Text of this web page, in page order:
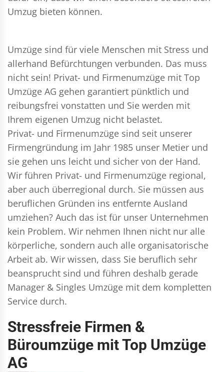
Umzug bieten können.
Umzüge sind für viele Menschen mit Stress und
allerhand Befürchtungen verbunden. Das muss
nicht sein! Privat- und Firmenumzüge mit Top
Umzüge AG gehen garantiert pünktlich und
reibungsfrei vonstatten und Sie werden mit
Ihrem eigenen Umzug nicht belastet.
Privat- und Firmenumzüge sind seit unserer
Firmengründung im Jahr 1985 unser Metier und
sie gehen uns leicht und sicher von der Hand.
Wir führen Privat- und Firmenumzüge regional,
aber auch überregional durch. Sie müssen aus
beruflichen Gründen ins entfernte Ausland
umziehen? Auch das ist für unser Unternehmen
kein Problem. Wir nehmen Ihnen nicht nur alle
körperliche, sondern auch alle organisatorische
Arbeit ab. Wir wissen, dass Sie beruflich sehr
beansprucht sind und führen deshalb gerade
Manager & Singles Umzüge mit dem kompletten
Service durch.
Stressfreie Firmen &
Büroumzüge mit Top Umzüge
AG